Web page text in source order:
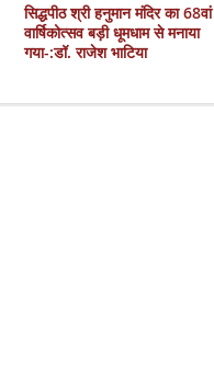
सिद्धपीठ श्री हनुमान मंदिर का 68वां
वार्षिकोत्सव बड़ी धूमधाम से मनाया
गया-:डॉ. राजेश भाटिया